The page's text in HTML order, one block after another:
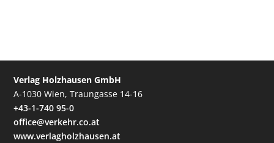
Verlag Holzhausen GmbH
A-1030 Wien, Traungasse 14-16
+43-1-740 95-0
office@verkehr.co.at
www.verlagholzhausen.at